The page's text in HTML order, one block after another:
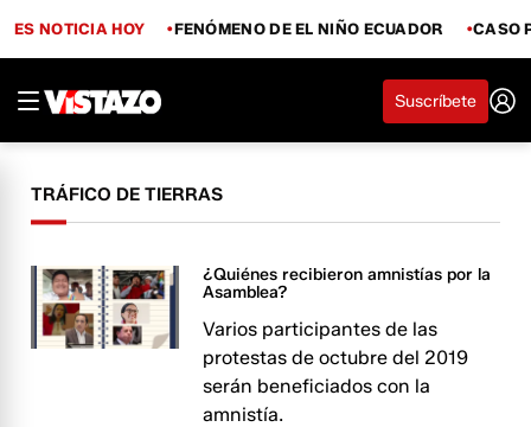
ES NOTICIA HOY FENÓMENO DE EL NIÑO ECUADOR CASO
Suscríbete
TRÁFICO DE TIERRAS
¿Quiénes recibieron amnistías por la
Asamblea?
Varios participantes de las
protestas de octubre del 2019
serán beneficiados con la
amnistía.